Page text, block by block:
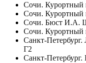
Сочи. Курортный
Сочи. Курортный
Сочи. Бюст И.А.
Сочи. Курортный
Санкт-Петербург.
Г2
Санкт-